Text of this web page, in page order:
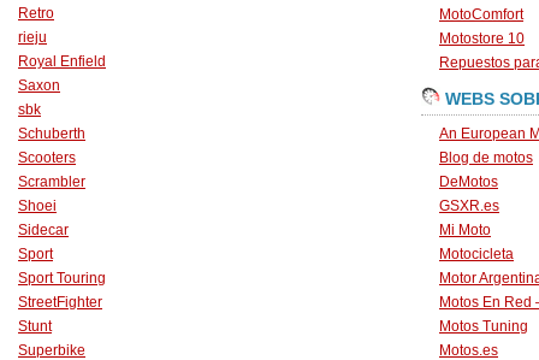
Retro
rieju
Royal Enfield
Saxon
sbk
Schuberth
Scooters
Scrambler
Shoei
Sidecar
Sport
Sport Touring
StreetFighter
Stunt
Superbike
MotoComfort
Motostore 10
Repuestos
WEBS
An European
Blog de motos
DeMotos
GSXR.es
Mi Moto
Motocicleta
Motor
Motos En Red
Motos Tuning
Motos.es